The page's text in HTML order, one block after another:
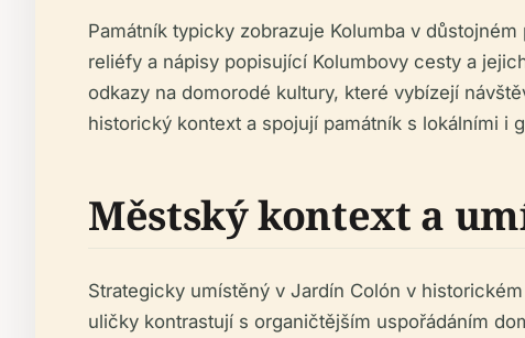
Památník typicky zobrazuje Kolumba v
reliéfy a nápisy popisující Kolumbovy cesty a
odkazy na domorodé kultury, které vybízejí
historický kontext a spojují památník s lokálními i
Městský kontext a
Strategicky umístěný v Jardín Colón v
uličky kontrastují s organičtějším uspořádáním